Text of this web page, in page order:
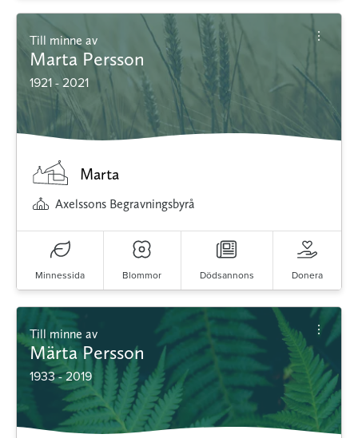
Till minne av
Marta Persson
1921 - 2021
Marta
Axelssons Begravningsbyrå
Minnessida Blommor Dödsannons Donera
Till minne av
Märta Persson
1933 - 2019